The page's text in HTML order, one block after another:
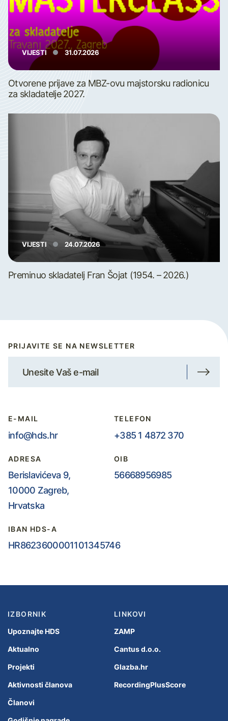
VIJESTI 31.07.2026
Otvorene prijave za MBZ-ovu majstorsku radionicu
za skladatelje 2027.
VIJESTI 24.07.2026
Preminuo skladatelj Fran Šojat (1954. – 2026.)
PRIJAVITE SE NA NEWSLETTER
E-MAIL
info@hds.hr
TELEFON
+385 1 4872 370
ADRESA
Berislavićeva 9,
10000 Zagreb,
Hrvatska
OIB
56668956985
IBAN HDS-A
HR8623600001101345746
IZBORNIK
Upoznajte HDS
Aktualno
Projekti
Aktivnosti članova
Članovi
LINKOVI
ZAMP
Cantus d.o.o.
Glazba.hr
RecordingPlusScore